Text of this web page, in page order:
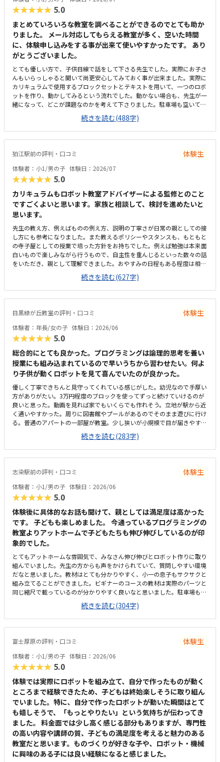
の距離感も近く、質問しやすいアットホームな空気が魅力的です。ロボッ
ト教室という性質上、入会時に専用キット代などの初期費用はかかります
が、カリキュラムの充実度や専門的な内容を考慮すると妥当な金額だと感
じます。他の一般的な習い事と比べると少し高めかもしれませんが、子ど
もの興味の引き出し方や学びの質を思えば納得できる設定です。何よりも
担当の先生がとても気さくで話しやすく、子どもの目線に合わせて優しく
指導してくださった点が一番良かったです。小学4年生の息子にとって教
材の難易度もちょうど良く、自力でロボットを完成させられたことが大き
な自信になったようです。
★★★★★ 5.0
まとめていろいろな教室を調べることができるのでとても助か
りました。 メール対応してもらえる教室が多く、空いた時間
に、体験申し込みをする事が出来て使いやすかったです。 あり
がとうございました。
とても優しい方で、子供目線で話をして下さる先生でした。実際にお子さ
んもいらっしゃると聞いて尚更安心してみておく事が出来ました。実際に
カリキュラムで使用するブロックセットとテキストを用いて、一つのロボ
ットを作り、動かしてみるという流れでした。動かない場合も、先生が一
緒になって、どこが課題なのかを考えて下さりました。駐車場も空いてい
たので、通いやすかったです。駅からは歩いて5分ちょっとくらいはかか
るかと思います。駐車場は、他のテナントとの共有になるので、時間帯に
よっては混むこともあるかもです。机は長机で少し狭いかなと思うところ
もありましたが、隣の方と2人で一つの長机を使うので、そこまで不便な
ますが、他のプログラミング教室もおおよそ同じくらいの金額なので、初
期費用以外は妥当かなと思います。先生が温厚な方で、優しい方だったの
で、雰囲気は良かったです。教材も、テキストに等身のブロックの写真が
載っていたりして、子供も見やすそうでした。実際に作ったものが動くと
いう経験ができるので、子供はとても感動していました、
続きを読む(488字)
狛江駅前の評判・口コミ 体験生
体験者：小1/男の子 体験日：2026/07
★★★★★ 5.0
カリキュラムもロボット教室アドバイザーによる監修とのこと
ですごくよいと思います。家族と相談して、検討を進めたいと
思います。
先生の教え方、例えばものの例え方、説明の丁寧さが日常の親としての接
し方にも参考になりました。また教えるポリシーやスタンスも、もともと
の寺子屋としての授業で培った方針をお持ちでした。例えば勉強は本来面
白いもので楽しみながら行うもので、自主性を重んじるといった数々の話
をいただき、親として理解できました。おやすみの日程もある程度は相談
に応じていただける話もあり、良さそうでした。教材は幼児〜小学生低・
中・高に合わせて、絵中心〜文字多めとテキストが異なっており、年齢に
合わせ理解し易くなってます。ブロックのキットは同じものを使い回すの
で、都度壊すのでうちで散らかることないので、良い点だと思います。先
ます。教室は建物の階段上がり3階にありますが、2階〜3階は手すりが無
いので、幼児や小学生低学年にとっては慣れるまで時間が掛かりそう、親
が後ろから気をつけてサポートしてあげることになりそうと思います。教
室は恐らく8,9畳より広めの部屋で入りやすいと思います。机はこどもの
高さに合ってます。他の教室は詳しくはわかりませんが、料金設定は月二
回で平均的な心象です。兄弟で同時入会なら、キット代は半額となり割安
感はあります。教材が年齢に応じている点、先生がこどもたちにフレンド
リーでありつつも挨拶や教え方のポリシーに根拠あり明確な点です。帰り
にこどもたちに聞いたら、楽しかったやってみたいと言ってました。
続きを読む(627字)
目黒緑が丘教室の評判・口コミ 体験生
体験者：年長/女の子 体験日：2026/06
★★★★★ 5.0
総合的にとても良かった。プログラミングは論理的思考を養い
授業にも組み込まれているので早いうちから習わせたい。何よ
り子供が動くロボットを見て喜んでいたのが良かった。
優しく丁寧できちんと見守ってくれている感じがした。幼児なので手厚い
方がありがたい。3万円程度のブロックを使ってずっと続けていけるのが
良いと思った。動画を見れば家でもいくらでも作れそう。立地が駅から近
く通いやすかった。周りに図書館やプールがあるのでそのまま遊びに行け
る。普通のアパートの一部屋が教室。少し狭いが小規模で目が届きやすく
良いと思った。内装は綺麗。一月に2回で1万円なので少し高く感じる。振
替も別教室に行かなければならずそこだけ少し面倒。レベルに合わせたカ
リキュラムが良かった。ブロック教材をずっと使い続けられるのもいい。
大会もあり刺激になりそうで良かった。
続きを読む(283字)
志染駅前の評判・口コミ 体験生
体験者：小1/男の子 体験日：2026/06
★★★★★ 5.0
体験後に具体的なお話も聞けて、親としては満足度は高かった
です。 子どもも楽しめました。 今通っているプログラミングの
教室よりアットホームで子どもたちも伸び伸びしているのが印
象的でした。
とてもアットホームな雰囲気で、みなさん伸び伸びとロボット作りに取り
組んでいました。先生の方からも声をかけられていて、質問しやすい環境
だなと思いました。教材はとても分かりやすく、小一の息子もサクサクと
組み立てることができました。ビギナーのコースの教材は実際のパーツと
同じ縮尺で載っているのが分かりやすく良いなと思いました。駐車場も完
備されており雨の日にも濡れずに教室まで行けるのはとても便利だと思い
ました。また駅近なのもよいです。アットホームで良かったです。広さも
十分で、設備も整っており、集中できる環境だと思いました。妥当な金額
だと思いました。内容的にも授業回数も月2回ということでちょうど良い
続きを読む(304字)
富士厚原の評判・口コミ 体験生
体験者：小1/男の子 体験日：2026/06
★★★★★ 5.0
体験では実際にロボットを組み立て、自分で作ったものが動く
ところまで経験できたため、子どもは終始楽しそうに取り組ん
でいました。特に、自分で作ったロボットが動いた瞬間はとて
も嬉しそうで、「もっとやりたい」という気持ちが伝わってき
ました。 料金面では少し高く感じる部分もありますが、専門性
の高い内容や講師の質、子どもの満足度を考えると魅力のある
教室だと思います。ものづくりが好きな子や、ロボット・機械
に興味のある子には良い経験になると感じました。